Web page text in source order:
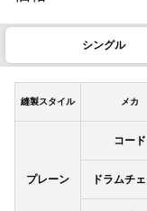
シングル
縫製スタイル メカ
プレーン
コード
ドラムチ